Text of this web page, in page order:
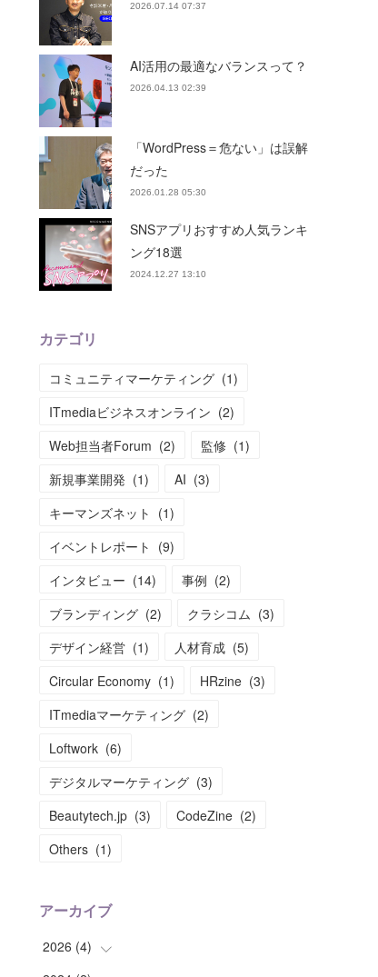
2026.07.14 07:37
AI活用の最適なバランスって？
2026.04.13 02:39
「WordPress＝危ない」は誤解
だった
2026.01.28 05:30
SNSアプリおすすめ人気ランキ
ング18選
2024.12.27 13:10
カテゴリ
コミュニティマーケティング (1)
ITmediaビジネスオンライン (2)
Web担当者Forum (2) 監修 (1)
新規事業開発 (1) AI (3)
キーマンズネット (1)
イベントレポート (9)
インタビュー (14) 事例 (2)
ブランディング (2) クラシコム (3)
デザイン経営 (1) 人材育成 (5)
Circular Economy (1) HRzine (3)
ITmediaマーケティング (2)
Loftwork (6)
デジタルマーケティング (3)
Beautytech.jp (3) CodeZine (2)
Others (1)
アーカイブ
2026 (4)